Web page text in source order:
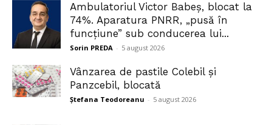
Ambulatoriul Victor Babeș, blocat la
74%. Aparatura PNRR, „pusă în
funcțiune” sub conducerea lui...
Sorin PREDA - 5 august 2026
Vânzarea de pastile Colebil și
Panzcebil, blocată
Ștefana Teodoreanu - 5 august 2026